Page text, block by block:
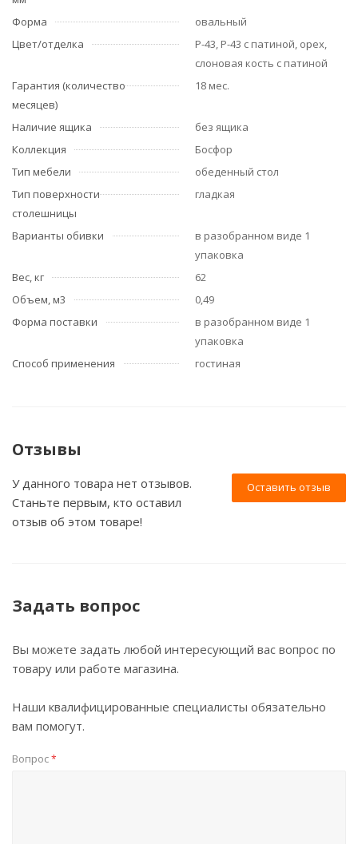
Форма
овальный
Цвет/отделка
Р-43, Р-43 с патиной, орех,
слоновая кость с патиной
Гарантия (количество
месяцев)
18 мес.
Наличие ящика
без ящика
Коллекция
Босфор
Тип мебели
обеденный стол
Тип поверхности
столешницы
гладкая
Варианты обивки
в разобранном виде 1
упаковка
Вес, кг
62
Объем, м3
0,49
Форма поставки
в разобранном виде 1
упаковка
Способ применения
гостиная
Отзывы
Оставить отзыв
У данного товара нет отзывов.
Станьте первым, кто оставил
отзыв об этом товаре!
Задать вопрос
Вы можете задать любой интересующий вас вопрос по
товару или работе магазина.
Наши квалифицированные специалисты обязательно
вам помогут.
Вопрос*